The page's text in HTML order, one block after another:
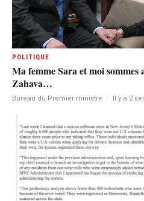
POLITIQUE
Ma femme Sara et moi sommes
Zahava…
Bureau du Premier ministre · Il y a 2